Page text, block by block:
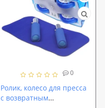
0
Ролик, колесо для пресса
с возвратным